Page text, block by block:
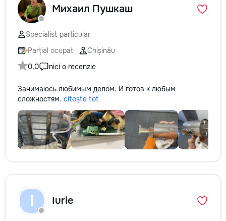
Михаил Пушкаш
Specialist particular
Parțial ocupat
Chișinău
0,0
nici o recenzie
Занимаюсь любимым делом. И готов к любым
сложностям. citește tot
I Iurie